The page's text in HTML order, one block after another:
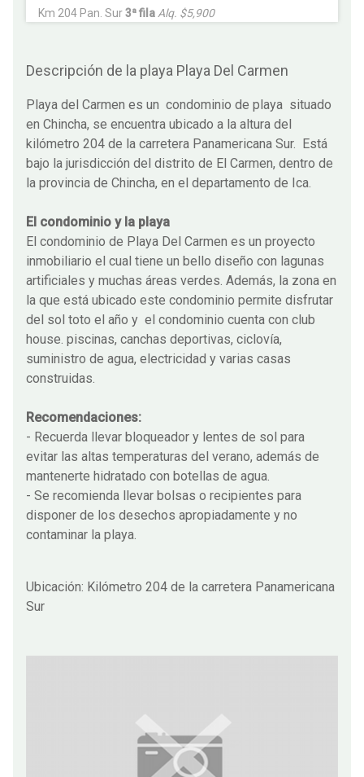
Km 204 Pan. Sur3ª fila Alq. $5,900
Descripción de la playa Playa Del Carmen
Playa del Carmen es un condominio de playa situado
en Chincha, se encuentra ubicado a la altura del
kilómetro 204 de la carretera Panamericana Sur. Está
bajo la jurisdicción del distrito de El Carmen, dentro de
la provincia de Chincha, en el departamento de Ica.
El condominio y la playa
El condominio de Playa Del Carmen es un proyecto
inmobiliario el cual tiene un bello diseño con lagunas
artificiales y muchas áreas verdes. Además, la zona en
la que está ubicado este condominio permite disfrutar
del sol toto el año y el condominio cuenta con club
house. piscinas, canchas deportivas, ciclovía,
suministro de agua, electricidad y varias casas
construidas.
Recomendaciones:
- Recuerda llevar bloqueador y lentes de sol para
evitar las altas temperaturas del verano, además de
mantenerte hidratado con botellas de agua.
- Se recomienda llevar bolsas o recipientes para
disponer de los desechos apropiadamente y no
contaminar la playa.
Ubicación: Kilómetro 204 de la carretera Panamericana
Sur